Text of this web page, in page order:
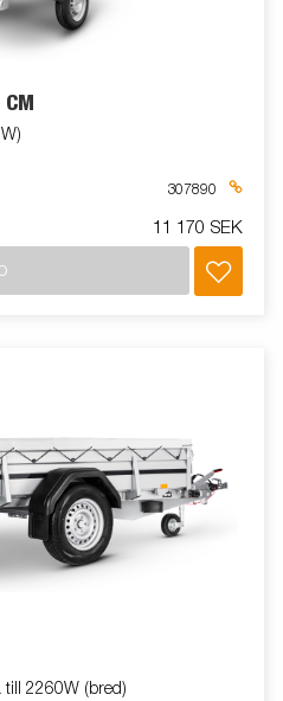
307890
11 170 SEK
2260W (bred)